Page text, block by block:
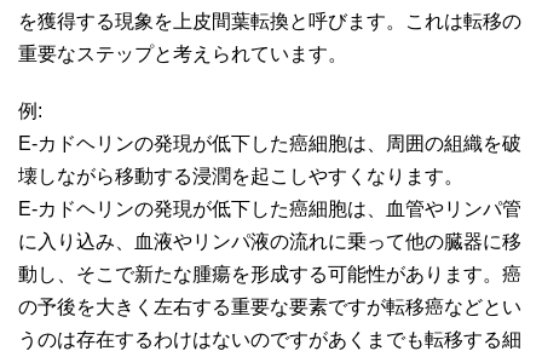
を獲得する現象を上皮間葉転換と呼びます。これは転移の
重要なステップと考えられています。
例:
E-カドヘリンの発現が低下した癌細胞は、周囲の組織を破
壊しながら移動する浸潤を起こしやすくなります。
E-カドヘリンの発現が低下した癌細胞は、血管やリンパ管
に入り込み、血液やリンパ液の流れに乗って他の臓器に移
動し、そこで新たな腫瘍を形成する可能性があります。 癌
の予後を大きく左右する重要な要素ですが転移癌などとい
うのは存在するわけはないのですがあくまでも転移する細